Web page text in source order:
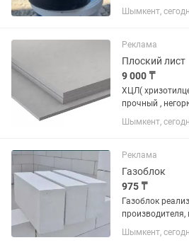
наносить как
цветную уже
Резиновая
Шымкент,
Реклама
Плоский лист
9 000 ₸
ХЦЛ(
прочный ,
строительный
кровля,
Шымкент,
Реклама
Газоблок
975 ₸
Газоблок
доставка за
Шымкент,